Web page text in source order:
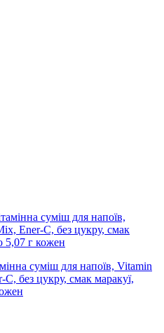
суміш для напоїв, Vitamin
без цукру, смак маракуї,